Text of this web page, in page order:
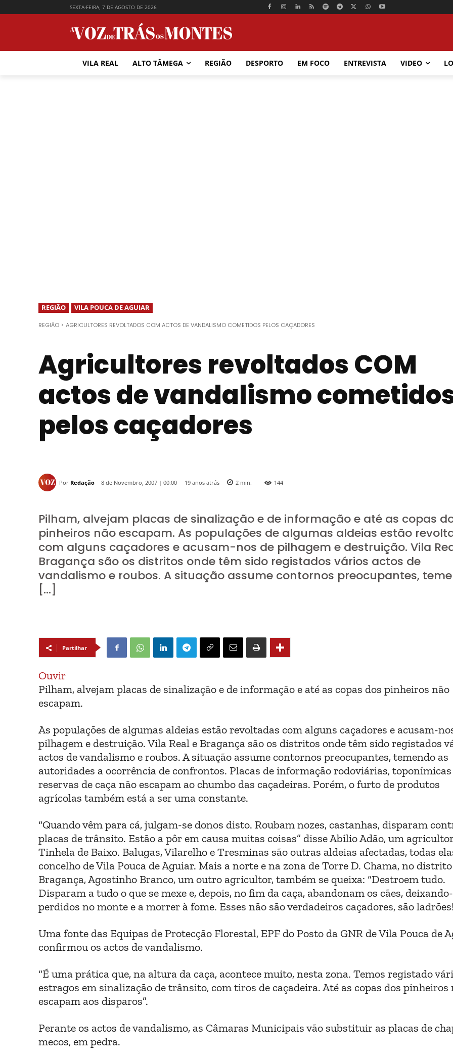
SEXTA-FEIRA, 7 DE AGOSTO DE 2026
VILA REAL ALTO TÂMEGA REGIÃO DESPORTO EM FOCO ENTREVISTA VIDEO
REGIÃO VILA POUCA DE AGUIAR
REGIÃO AGRICULTORES REVOLTADOS COM ACTOS DE VANDALISMO COMETIDOS PELOS CAÇADORES
Agricultores revoltados COM
actos de vandalismo
pelos caçadores
Por Redação 8 de Novembro, 2007 | 00:00 19 anos atrás 2 min. 144
Pilham, alvejam placas de sinalização e de informação e até as copas
pinheiros não escapam. As populações de algumas aldeias estão
com alguns caçadores e acusam-nos de pilhagem e destruição. Vila
Bragança são os distritos onde têm sido registados vários actos de
vandalismo e roubos. A situação assume contornos preocupantes,
[…]
Partilhar
Ouvir
Pilham, alvejam placas de sinalização e de informação e até as copas dos pinheiros não
escapam.
As populações de algumas aldeias estão revoltadas com alguns caçadores e acusam-
pilhagem e destruição. Vila Real e Bragança são os distritos onde têm sido registados
actos de vandalismo e roubos. A situação assume contornos preocupantes, temendo as
autoridades a ocorrência de confrontos. Placas de informação rodoviárias, toponímicas
reservas de caça não escapam ao chumbo das caçadeiras. Porém, o furto de produtos
agrícolas também está a ser uma constante.
“Quando vêm para cá, julgam-se donos disto. Roubam nozes, castanhas, disparam
placas de trânsito. Estão a pôr em causa muitas coisas” disse Abílio Adão, um
Tinhela de Baixo. Balugas, Vilarelho e Tresminas são outras aldeias afectadas, todas
concelho de Vila Pouca de Aguiar. Mais a norte e na zona de Torre D. Chama, no
Bragança, Agostinho Branco, um outro agricultor, também se queixa: “Destroem tudo.
Disparam a tudo o que se mexe e, depois, no fim da caça, abandonam os cães,
perdidos no monte e a morrer à fome. Esses não são verdadeiros caçadores, são
Uma fonte das Equipas de Protecção Florestal, EPF do Posto da GNR de Vila Pouca de
confirmou os actos de vandalismo.
“É uma prática que, na altura da caça, acontece muito, nesta zona. Temos registado
estragos em sinalização de trânsito, com tiros de caçadeira. Até as copas dos pinheiros
escapam aos disparos”.
Perante os actos de vandalismo, as Câmaras Municipais vão substituir as placas de
mecos, em pedra.